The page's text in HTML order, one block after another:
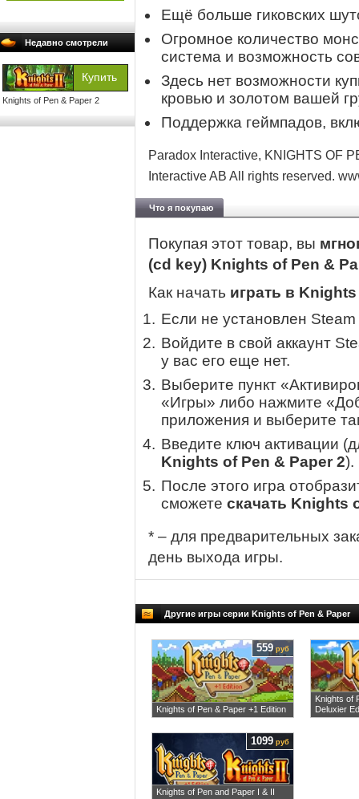
Недавно смотрели
Knights of Pen & Paper 2
Ещё больше гиковских
Огромное количество
система и возможность
Здесь нет возможности
кровью и золотом вашей
Поддержка геймпадов,
Paradox Interactive, KNIGHTS OF
Interactive AB All rights reserved.
Что я покупаю
Покупая этот товар, вы
(cd key) Knights of Pen &
Как начать играть в
Если не установлен
Войдите в свой аккаунт
у вас его еще нет.
Выберите пункт
«Игры» либо нажмите
приложения и выберите
Введите ключ активации
Knights of Pen & Paper 2).
После этого игра
сможете скачать Knights
* – для предварительных
день выхода игры.
Другие игры серии Knights of Pen & Paper
Knights of Pen & Paper +1 Edition
559руб
Knights of
Deluxier
Knights of Pen and Paper I & II
1099 руб